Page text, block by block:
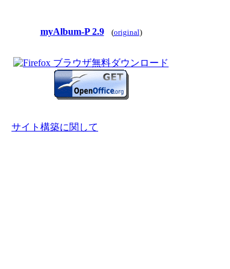
myAlbum-P 2.9 (original)
サイト構築に関して